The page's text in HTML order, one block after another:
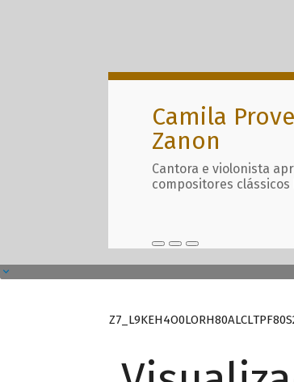
Camila
Zanon
Cantora e violonista
compositores